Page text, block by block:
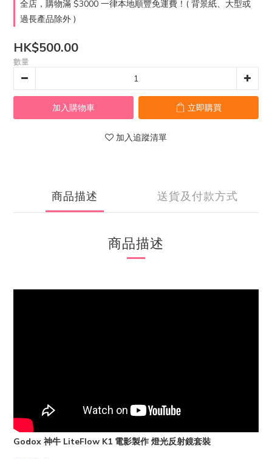
全店，購物滿 $3000 一律本地順豐免運費！( 背景紙、大型或
過長產品除外 )
HK$500.00
數量
加入購物車 立即購買
加入追蹤清單
商品描述 送貨及付款方式
商品描述
Godox 神牛 LiteFlow K1 電影製作 燈光反射鏡套裝